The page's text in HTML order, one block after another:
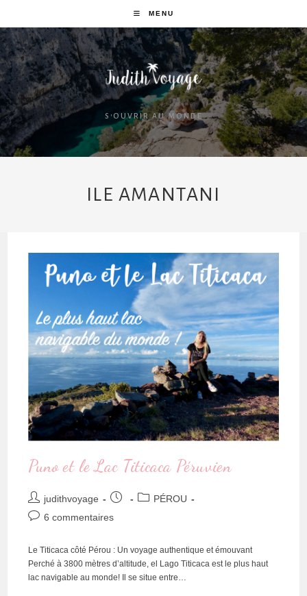
MENU
S'OUVRIR AU MONDE
ILE AMANTANI
Puno et le Lac Titicaca Péruvien
judithvoyage
PÉROU
6 commentaires
Le Titicaca côté Pérou : Un voyage authentique et émouvant
Perché à 3800 mètres d’altitude, el Lago Titicaca est le plus haut
lac navigable au monde! Il se situe entre…